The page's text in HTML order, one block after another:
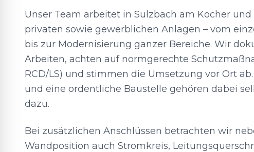
Unser Team arbeitet in Sulzbach am Kocher
privaten sowie gewerblichen Anlagen – vom
bis zur Modernisierung ganzer Bereiche. Wir
Arbeiten, achten auf normgerechte
RCD/LS) und stimmen die Umsetzung vor Ort
und eine ordentliche Baustelle gehören dabei
dazu.
Bei zusätzlichen Anschlüssen betrachten wir
Wandposition auch Stromkreis,